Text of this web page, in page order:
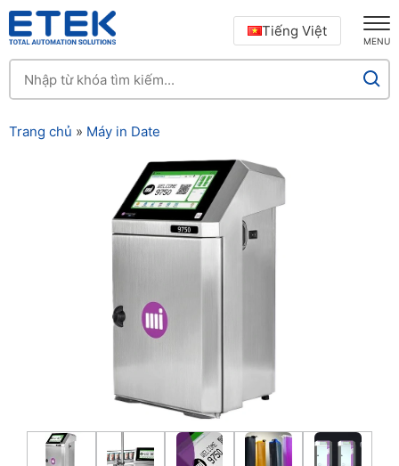
Tiếng Việt
MENU
Trang chủ » Máy in Date